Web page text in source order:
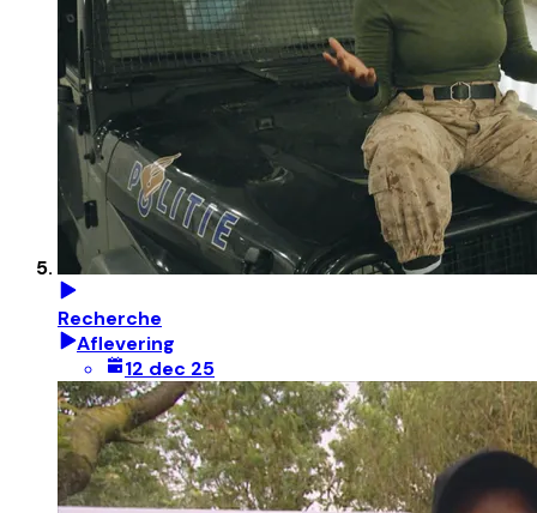
Recherche
Aflevering
12 dec 25